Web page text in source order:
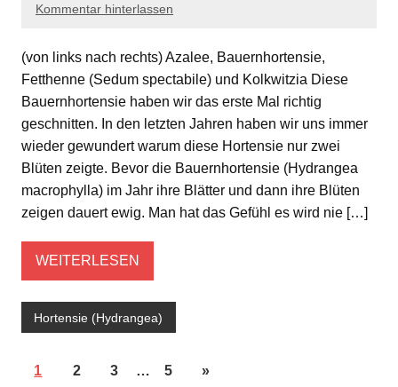
Kommentar hinterlassen
(von links nach rechts) Azalee, Bauernhortensie,
Fetthenne (Sedum spectabile) und Kolkwitzia Diese
Bauernhortensie haben wir das erste Mal richtig
geschnitten. In den letzten Jahren haben wir uns immer
wieder gewundert warum diese Hortensie nur zwei
Blüten zeigte. Bevor die Bauernhortensie (Hydrangea
macrophylla) im Jahr ihre Blätter und dann ihre Blüten
zeigen dauert ewig. Man hat das Gefühl es wird nie […]
WEITERLESEN
Hortensie (Hydrangea)
1 2 3 … 5 »